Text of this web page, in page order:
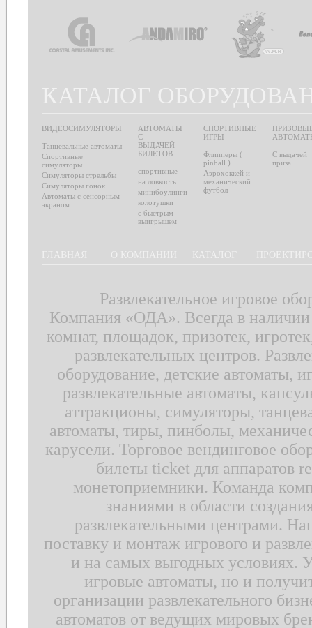
КАТАЛОГ
ВИДЕОСИМУЛЯТОРЫ
Танцевальные автоматы
Спортивные
симуляторы
Симуляторы стрельбы
Симуляторы гонок
Автоматы с сенсорным
экраном
АВТОМАТЫ
С
ВЫДАЧЕЙ
БИЛЕТОВ
спортивные
на ловкость
минибоулинги
колотушки
с быстрым
выигрышем
СПОРТИВНЫЕ
ИГРЫ
Флипперы (
pinball )
Аэрохоккей и
механический
футбол
С выдачей
приза
ГЛАВНАЯ О КОМПАНИИ КАТАЛОГ
Развлекательное игровое
Компания «ОДА». Всегда в наличии
комнат, площадок, призотек,
развлекательных центров.
оборудование, детские автоматы,
развлекательные автоматы,
аттракционы, симуляторы,
автоматы, тиры, пинболы,
карусели. Торговое вендинговое
билеты ticket для аппаратов
монетоприемники. Команда
знаниями в области
развлекательными центрами.
поставку и монтаж игрового и
и на самых выгодных условиях.
игровые автоматы, но и
организации развлекательного
автоматов от ведущих мировых